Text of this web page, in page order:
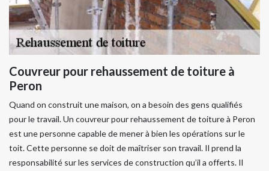
Couvreur pour rehaussement de toiture à
Peron
Quand on construit une maison, on a besoin des gens qualifiés
pour le travail. Un couvreur pour rehaussement de toiture à Peron
est une personne capable de mener à bien les opérations sur le
toit. Cette personne se doit de maîtriser son travail. Il prend la
responsabilité sur les services de construction qu’il a offerts. Il